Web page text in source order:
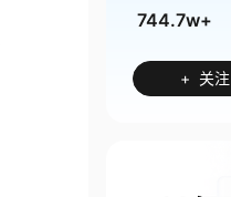
744.7w+
+ 关注